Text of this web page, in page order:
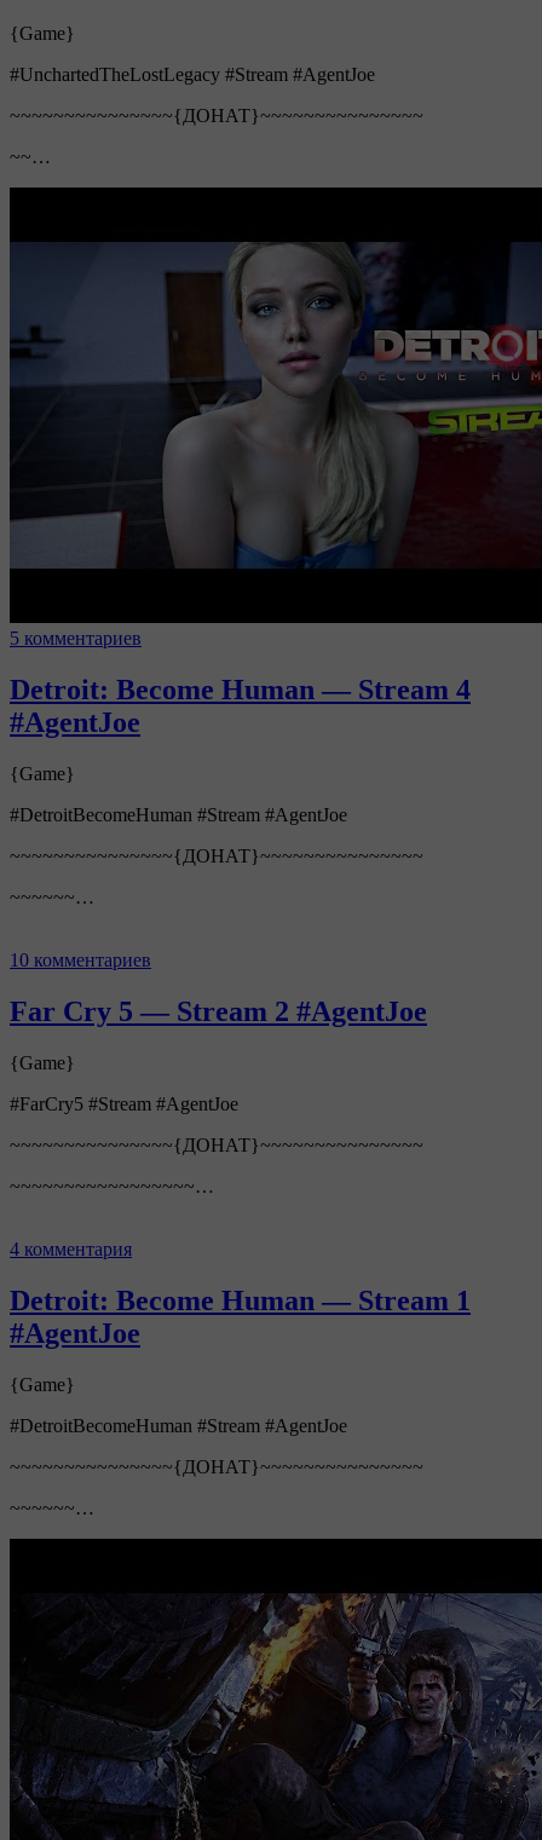
{Game}
#UnchartedTheLostLegacy #Stream #AgentJoe
~~~~~~~~~~~~~~~{ДОНАТ}~~~~~~~~~~~~~~~
~~…
5 комментариев
Detroit: Become Human — Stream 4
#AgentJoe
{Game}
#DetroitBecomeHuman #Stream #AgentJoe
~~~~~~~~~~~~~~~{ДОНАТ}~~~~~~~~~~~~~~~
~~~~~~…
10 комментариев
Far Cry 5 — Stream 2 #AgentJoe
{Game}
#FarCry5 #Stream #AgentJoe
~~~~~~~~~~~~~~~{ДОНАТ}~~~~~~~~~~~~~~~
~~~~~~~~~~~~~~~~~…
4 комментария
Detroit: Become Human — Stream 1
#AgentJoe
{Game}
#DetroitBecomeHuman #Stream #AgentJoe
~~~~~~~~~~~~~~~{ДОНАТ}~~~~~~~~~~~~~~~
~~~~~~…